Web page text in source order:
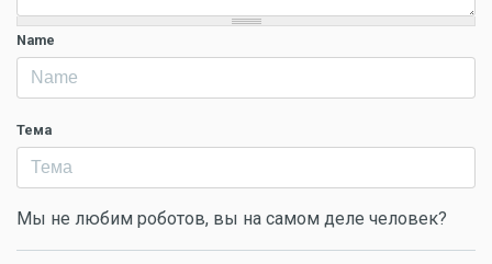
Name
Тема
Мы не любим роботов, вы на самом деле человек?